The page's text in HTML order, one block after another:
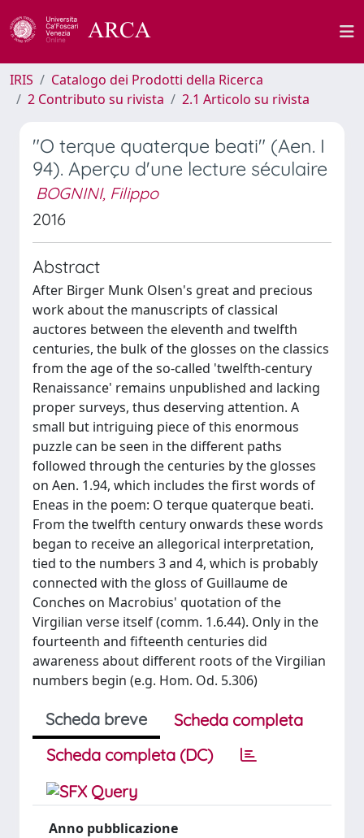
IRIS
Catalogo dei Prodotti della Ricerca
2 Contributo su rivista
2.1 Articolo su rivista
"O terque quaterque beati" (Aen. I
94). Aperçu d'une lecture séculaire
BOGNINI, Filippo
2016
Abstract
After Birger Munk Olsen's great and precious
work about the manuscripts of classical
auctores between the eleventh and twelfth
centuries, the bulk of the glosses on the classics
from the age of the so-called 'twelfth-century
Renaissance' remains unpublished and lacking
proper surveys, thus deserving attention. A
small but intriguing piece of this enormous
puzzle can be seen in the different paths
followed through the centuries by the glosses
on Aen. 1.94, which includes the first words of
Eneas in the poem: O terque quaterque beati.
From the twelfth century onwards these words
began to receive an allegorical interpretation,
tied to the numbers 3 and 4, which is probably
connected with the gloss of Guillaume de
Conches on Macrobius' quotation of the
Virgilian verse itself (comm. 1.6.44). Only in the
fourteenth and fifteenth centuries did
awareness about different roots of the Virgilian
numbers begin (e.g. Hom. Od. 5.306)
Scheda breve
Scheda completa
Scheda completa (DC)
Anno pubblicazione